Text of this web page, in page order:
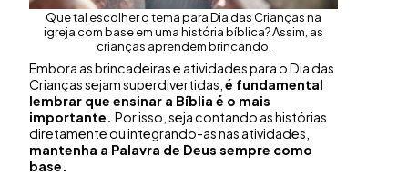
Que tal escolher o tema para Dia das Crianças na
igreja com base em uma história bíblica? Assim, as
crianças aprendem brincando.
Embora as brincadeiras e atividades para o Dia das
Crianças sejam superdivertidas, é fundamental
lembrar que ensinar a Bíblia é o mais
importante. Por isso, seja contando as histórias
diretamente ou integrando-as nas atividades,
mantenha a Palavra de Deus sempre como
base.